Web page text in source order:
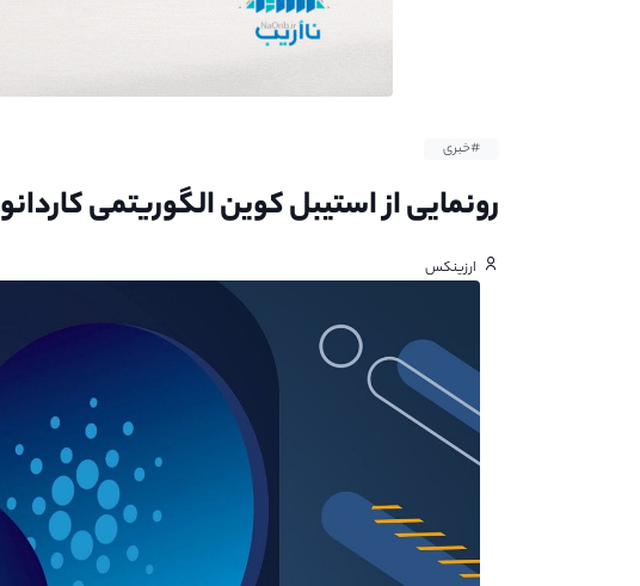
#خبری
رونمایی از استیبل کوین الگوریتمی کاردانو
ارزینکس